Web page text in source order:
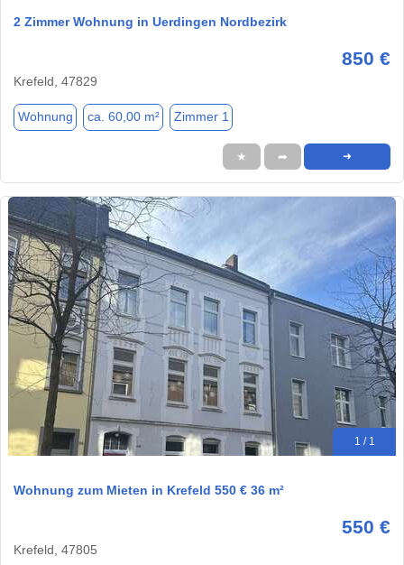
2 Zimmer Wohnung in Uerdingen Nordbezirk
850 €
Krefeld, 47829
Wohnung ca. 60,00 m² Zimmer 1
★ ➦ ➜
1 / 1
Wohnung zum Mieten in Krefeld 550 € 36 m²
550 €
Krefeld, 47805